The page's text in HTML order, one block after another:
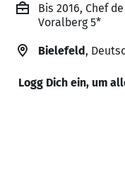
Bis 2016, Chef
Voralberg 5*
Bielefeld,
Logg Dich ein, um